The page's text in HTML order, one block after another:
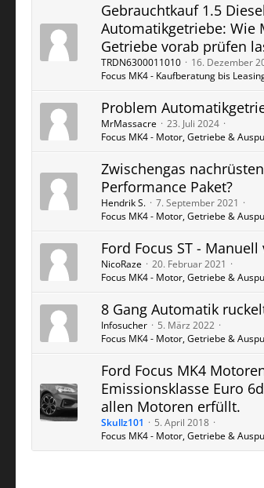
Gebrauchtkauf 1.5 Diesel
Automatikgetriebe: Wie
Getriebe vorab prüfen
TRDN6300011010
16. Dezember
Focus MK4 - Kaufberatung bis
Problem
MrMassacre
23. Juli 2024
Focus MK4 - Motor, Getriebe &
Zwischengas
Performance Paket?
Hendrik S.
7. September 2021
Focus MK4 - Motor, Getriebe &
Ford Focus ST -
NicoRaze
20. Februar 2021
Focus MK4 - Motor, Getriebe &
8 Gang Automatik
Infosucher
5. März 2022
Focus MK4 - Motor, Getriebe &
Ford Focus MK4
Emissionsklasse Euro
allen Motoren erfüllt.
Skullz101
5. April 2018
Focus MK4 - Motor, Getriebe &